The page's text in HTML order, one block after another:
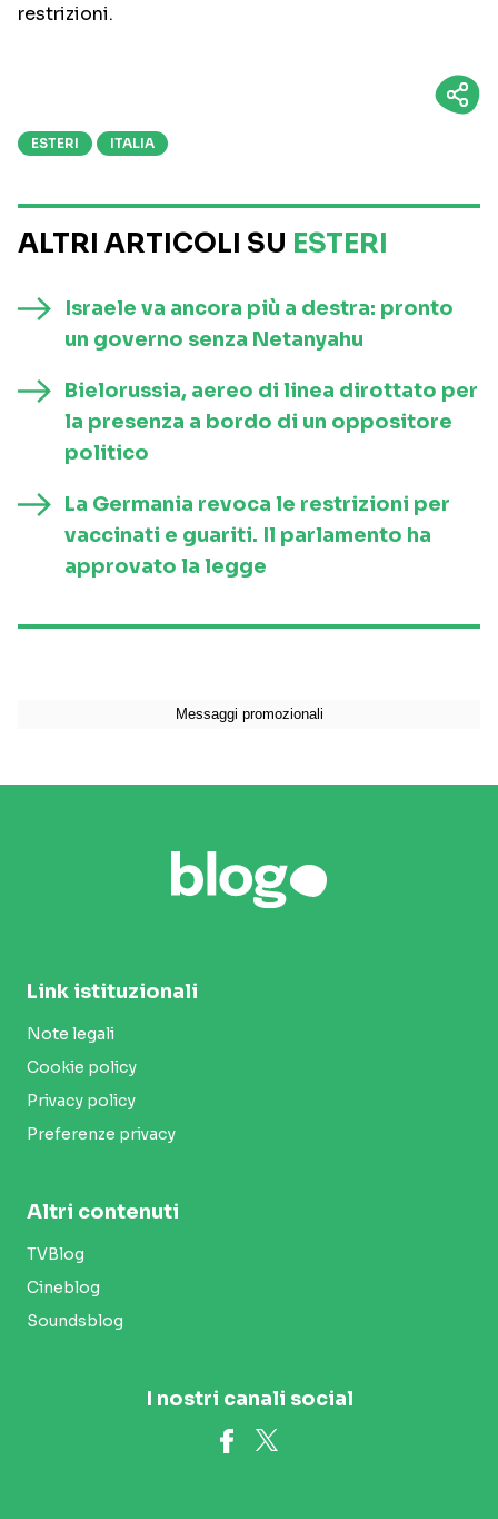
restrizioni.
ESTERI ITALIA
ALTRI ARTICOLI SU ESTERI
Israele va ancora più a destra: pronto
un governo senza Netanyahu
Bielorussia, aereo di linea dirottato per
la presenza a bordo di un oppositore
politico
La Germania revoca le restrizioni per
vaccinati e guariti. Il parlamento ha
approvato la legge
Link istituzionali
Note legali
Cookie policy
Privacy policy
Preferenze privacy
Altri contenuti
TVBlog
Cineblog
Soundsblog
I nostri canali social